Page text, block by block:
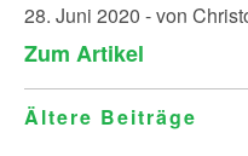
28. Juni 2020 - von
Zum Artikel
Beitragsnavigation
Ältere Beiträge